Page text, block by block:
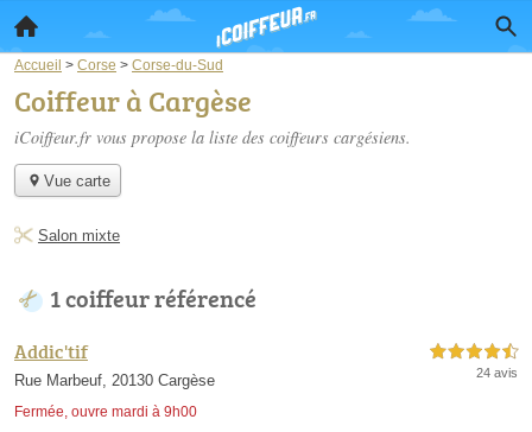
Accueil > Corse > Corse-du-Sud
Coiffeur à Cargèse
iCoiffeur.fr vous propose la liste des coiffeurs cargésiens.
Vue carte
Salon mixte
1 coiffeur référencé
Addic'tif
Rue Marbeuf, 20130 Cargèse
Fermée, ouvre mardi à 9h00
4,5 étoiles sur 5
24 avis